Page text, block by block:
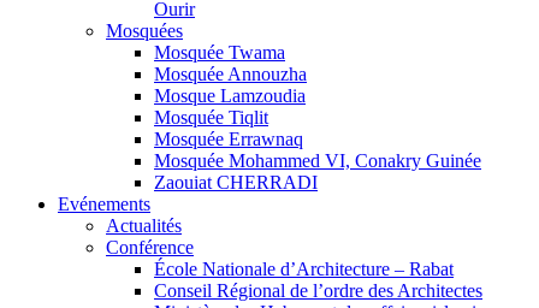
Ourir
Mosquées
Mosquée Twama
Mosquée Annouzha
Mosque Lamzoudia
Mosquée Tiqlit
Mosquée Errawnaq
Mosquée Mohammed VI, Conakry Guinée
Zaouiat CHERRADI
Evénements
Actualités
Conférence
École Nationale d’Architecture – Rabat
Conseil Régional de l’ordre des Architectes